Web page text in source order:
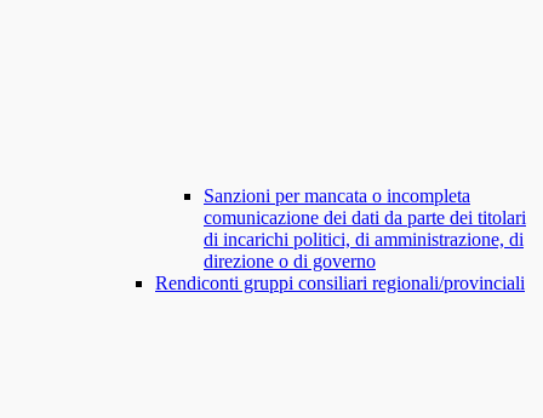
Sanzioni per mancata o incompleta
comunicazione dei dati da parte dei titolari
di incarichi politici, di amministrazione, di
direzione o di governo
Rendiconti gruppi consiliari regionali/provinciali